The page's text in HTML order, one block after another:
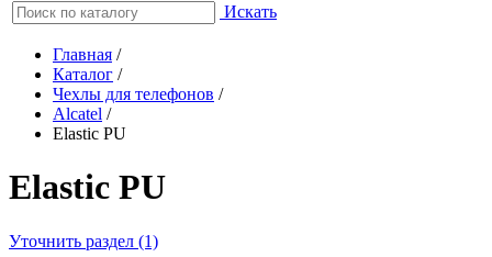
Искать
Главная /
Каталог /
Чехлы для телефонов /
Alcatel /
Elastic PU
Elastic PU
Уточнить раздел (1)